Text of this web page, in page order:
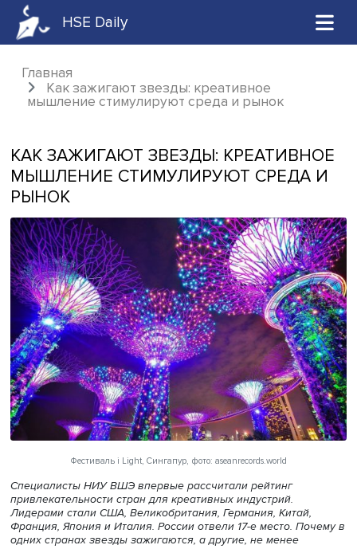
HSE Daily
Главная
Как зажигают звезды: креативное
КАК ЗАЖИГАЮТ ЗВЕЗДЫ:
МЫШЛЕНИЕ СТИМУЛИРУЮТ
РЫНОК
Фестиваль i Light, Сингапур, фото: aseanrecords.world